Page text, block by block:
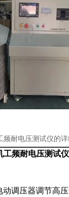
频耐电压测试仪的
工频耐电压测试仪
动调压器调节高